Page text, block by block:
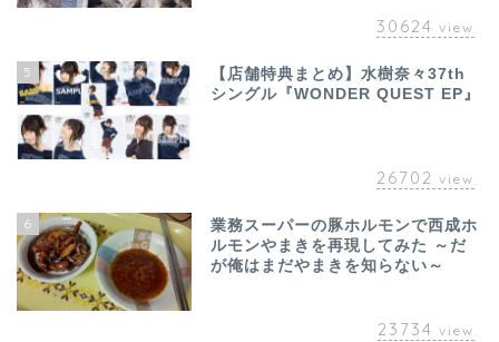
30624 view
5
【店舗特典まとめ】水樹奈々37th
シングル『WONDER QUEST EP』
26702 view
6
業務スーパーの豚ホルモンで西成ホ
ルモンやまきを再現してみた ～だ
が俺はまだやまきを知らない～
23734 view